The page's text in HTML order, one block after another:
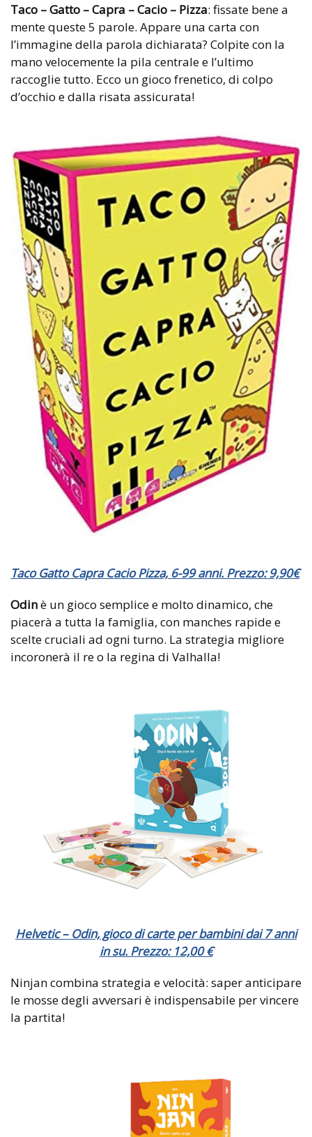
Taco – Gatto – Capra – Cacio – Pizza: fissate bene a
mente queste 5 parole. Appare una carta con
l’immagine della parola dichiarata? Colpite con la
mano velocemente la pila centrale e l’ultimo
raccoglie tutto. Ecco un gioco frenetico, di colpo
d’occhio e dalla risata assicurata!
Taco Gatto Capra Cacio Pizza, 6-99 anni. Prezzo: 9,90€
Odinè un gioco semplice e molto dinamico, che
piacerà a tutta la famiglia, con manches rapide e
scelte cruciali ad ogni turno. La strategia migliore
incoronerà il re o la regina di Valhalla!
Helvetic – Odin, gioco di carte per bambini dai 7 anni
in su. Prezzo: 12,00 €
Ninjan combina strategia e velocità: saper anticipare
le mosse degli avversari è indispensabile per vincere
la partita!